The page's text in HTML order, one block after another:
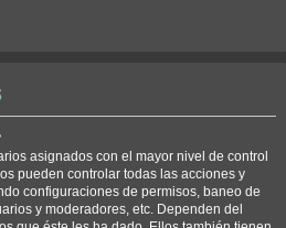
asignados con el mayor nivel de control
pueden controlar todas las acciones y
configuraciones de permisos, baneo de
y moderadores, etc. Dependen del